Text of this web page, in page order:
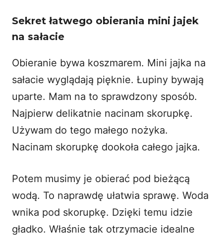
Sekret łatwego obierania mini jajek
na sałacie
Obieranie bywa koszmarem. Mini jajka na
sałacie wyglądają pięknie. Łupiny bywają
uparte. Mam na to sprawdzony sposób.
Najpierw delikatnie nacinam skorupkę.
Używam do tego małego nożyka.
Nacinam skorupkę dookoła całego jajka.
Potem musimy je obierać pod bieżącą
wodą. To naprawdę ułatwia sprawę. Woda
wnika pod skorupkę. Dzięki temu idzie
gładko. Właśnie tak otrzymacie idealne